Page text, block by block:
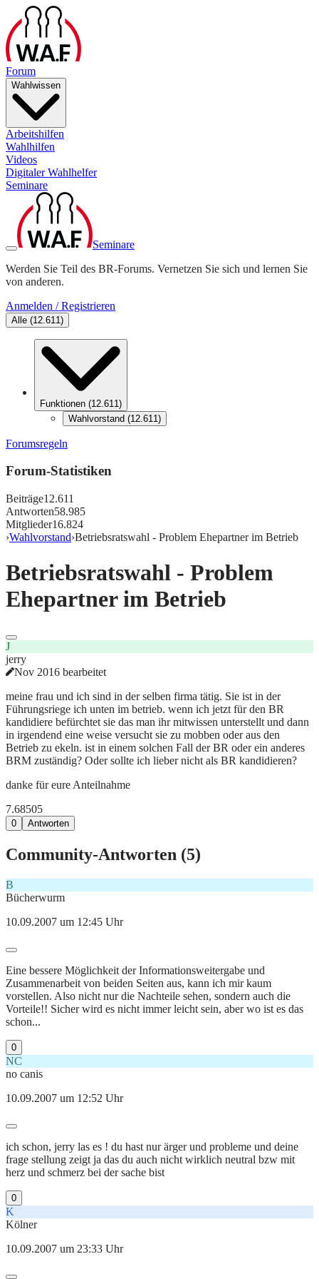
Forum
Wahlwissen
Arbeitshilfen
Wahlhilfen
Videos
Digitaler Wahlhelfer
Seminare
Seminare
Werden Sie Teil des BR-Forums. Vernetzen Sie sich und lernen Sie
von anderen.
Anmelden / Registrieren
Alle (12.611)
Funktionen (12.611)
Wahlvorstand (12.611)
Forumsregeln
Forum-Statistiken
Beiträge12.611
Antworten58.985
Mitglieder16.824
›Wahlvorstand›Betriebsratswahl - Problem Ehepartner im Betrieb
Betriebsratswahl - Problem
Ehepartner im Betrieb
J
jerry
Nov 2016 bearbeitet
meine frau und ich sind in der selben firma tätig. Sie ist in der
Führungsriege ich unten im betrieb. wenn ich jetzt für den BR
kandidiere befürchtet sie das man ihr mitwissen unterstellt und dann
in irgendend eine weise versucht sie zu mobben oder aus den
Betrieb zu ekeln. ist in einem solchen Fall der BR oder ein anderes
BRM zuständig? Oder sollte ich lieber nicht als BR kandidieren?
danke für eure Anteilnahme
7.68505
0 Antworten
Community-Antworten (5)
B
Bücherwurm
10.09.2007 um 12:45 Uhr
Eine bessere Möglichkeit der Informationsweitergabe und
Zusammenarbeit von beiden Seiten aus, kann ich mir kaum
vorstellen. Also nicht nur die Nachteile sehen, sondern auch die
Vorteile!! Sicher wird es nicht immer leicht sein, aber wo ist es das
schon...
0
NC
no canis
10.09.2007 um 12:52 Uhr
ich schon, jerry las es ! du hast nur ärger und probleme und deine
frage stellung zeigt ja das du auch nicht wirklich neutral bzw mit
herz und schmerz bei der sache bist
0
K
Kölner
10.09.2007 um 23:33 Uhr